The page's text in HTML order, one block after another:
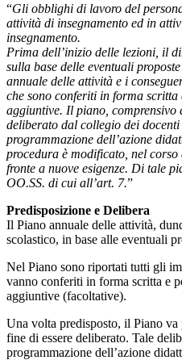
“Gli obblighi di lavoro del
attività di insegnamento ed in
insegnamento.
Prima dell’inizio delle lezioni, il
sulla base delle eventuali
annuale delle attività e i
che sono conferiti in forma scritta
aggiuntive. Il piano, comprensivo
deliberato dal collegio dei
programmazione dell’azione
procedura è modificato, nel
fronte a nuove esigenze. Di tale
OO.SS. di cui all’art. 7.”
Predisposizione e Delibera
Il Piano annuale delle attività,
scolastico, in base alle eventuali
Nel Piano sono riportati tutti gli
vanno conferiti in forma scritta e
aggiuntive (facoltative).
Una volta predisposto, il Piano
fine di essere deliberato. Tale
programmazione dell’azione